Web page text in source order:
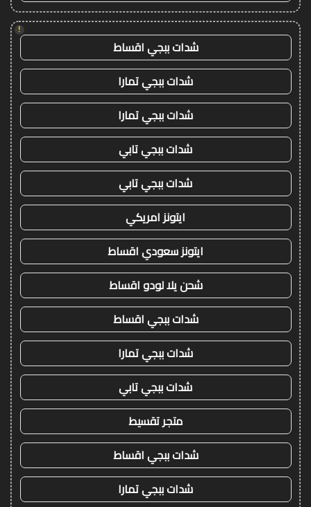
!
شدات ببجي اقساط
شدات ببجي تمارا
شدات ببجي تمارا
شدات ببجي تابي
شدات ببجي تابي
ايتونز امريكي
ايتونز سعودي اقساط
شحن يلا لودو اقساط
شدات ببجي اقساط
شدات ببجي تمارا
شدات ببجي تابي
متجر تقسيط
شدات ببجي اقساط
شدات ببجي تمارا